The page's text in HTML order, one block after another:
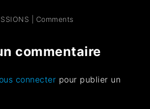
Comments
commentaire
connecter pour publier un